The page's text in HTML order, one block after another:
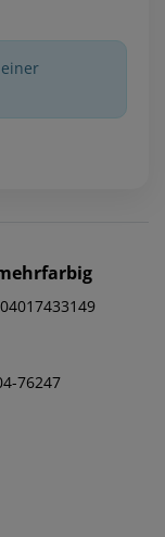
76247